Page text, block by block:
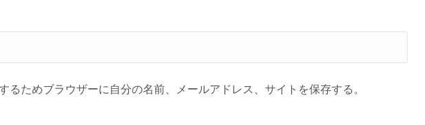
るためブラウザーに自分の名前、メールアドレス、サイトを保存する。